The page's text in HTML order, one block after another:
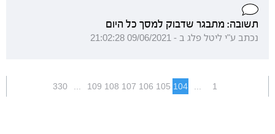
תשובה: מתבגר שדבוק למסך כל היום
נכתב ע"י ליטל פלג ב - 09/06/2021 21:02:28
1
...
104
105
106
107
108
109
...
330